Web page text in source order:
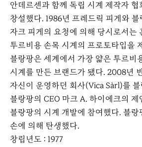
안데르센과 함께 독립 시계 제작자
창설했다. 1986년 프레드릭 피게와
자크 피게의 요청에 의해 당시로서는
투르비용 손목 시계의 프로토타입을
블랑팡은 세계에서 가장 얇은 투르비
시계를 만든 브랜드가 됐다. 2008년
자신이 운영하던 회사(Vica Sàrl)를
블랑팡의 CEO 마크 A. 하이에크의 제
블랑팡의 시계 개발에 참여했다. 블랑
손에 의해 탄생했다.
창립년도 : 1977